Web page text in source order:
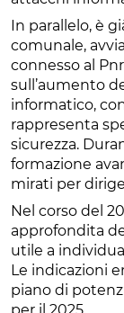
In parallelo, è
comunale,
connesso al
sull’aumento
informatico,
rappresenta
sicurezza.
formazione
mirati per
Nel corso del
approfondita
utile a
Le indicazioni
piano di